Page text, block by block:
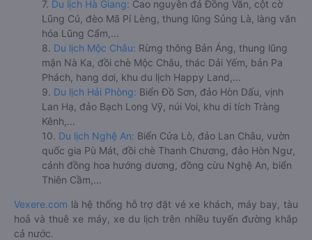
7. Du lịch Hà Giang: Cao nguyên đá Đồng Văn, cột cờ
Lũng Cú, đèo Mã Pí Lèng, thung lũng Sủng Là, làng văn
hóa Lũng Cẩm,...
8. Du lịch Mộc Châu: Rừng thông Bản Áng, thung lũng
mận Nà Ka, đồi chè Mộc Châu, thác Dải Yếm, bản Pa
Phách, hang dơi, khu du lịch Happy Land,...
9. Du lịch Hải Phòng: Biển Đồ Sơn, đảo Hòn Dấu, vịnh
Lan Hạ, đảo Bạch Long Vỹ, núi Voi, khu di tích Tràng
Kênh,...
10. Du lịch Nghệ An: Biển Cửa Lò, đảo Lan Châu, vườn
quốc gia Pù Mát, đồi chè Thanh Chương, đảo Hòn Ngư,
cánh đồng hoa hướng dương, đồng cừu Nghệ An, biển
Thiên Cầm,...
Vexere.com là hệ thống hỗ trợ đặt vé xe khách, máy bay, tàu
hoả và thuê xe máy, xe du lịch trên nhiều tuyến đường khắp
cả nước.